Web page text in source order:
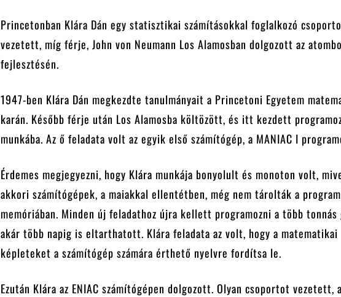
Princetonban Klára Dán egy statisztikai számításokkal foglalkozó
vezetett, míg férje, John von Neumann Los Alamosban dolgozott az
fejlesztésén.
1947-ben Klára Dán megkezdte tanulmányait a Princetoni Egyetem
karán. Később férje után Los Alamosba költözött, és itt kezdett
munkába. Az ő feladata volt az egyik első számítógép, a MANIAC I
Érdemes megjegyezni, hogy Klára munkája bonyolult és monoton volt,
akkori számítógépek, a maiakkal ellentétben, még nem tárolták a
memóriában. Minden új feladathoz újra kellett programozni a több tonnás
akár több napig is eltarthatott. Klára feladata az volt, hogy a matematikai
képleteket a számítógép számára érthető nyelvre fordítsa le.
Ezután Klára az ENIAC számítógépen dolgozott. Olyan csoportot vezetett,